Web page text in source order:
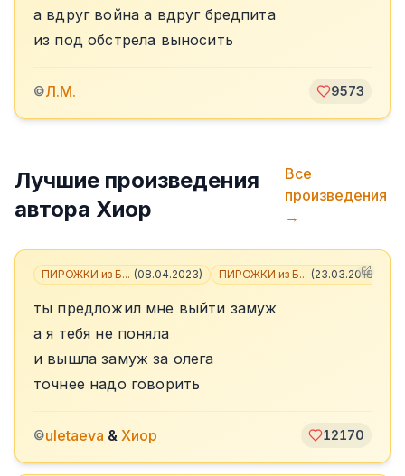
а вдруг война а вдруг бредпита
из под обстрела выносить
©Л.М. 9573
Лучшие произведения
автора Хиор
Все
произведения
→
ПИРОЖКИ из Б... (08.04.2023) ПИРОЖКИ из Б... (23.03.2018
ты предложил мне выйти замуж
а я тебя не поняла
и вышла замуж за олега
точнее надо говорить
©uletaeva & Хиор 12170